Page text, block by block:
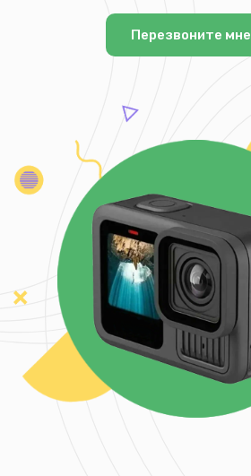
Перезвоните мне